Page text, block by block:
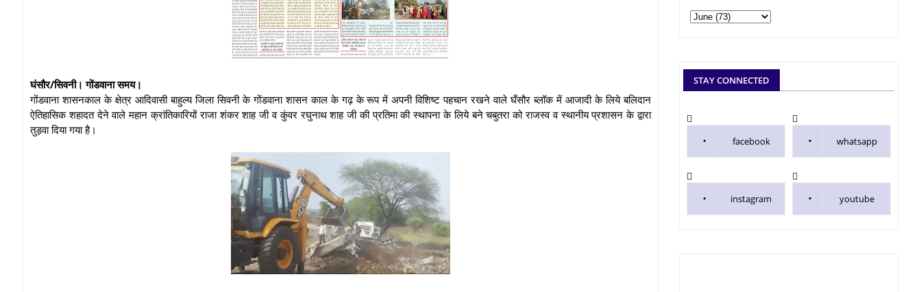
घंसौर/सिवनी। गोंडवाना समय।
गोंडवाना शासनकाल के क्षेत्र आदिवासी बाहुल्य जिला सिवनी के गोंडवाना शासन काल के गढ़ के रूप में अपनी विशिष्ट पहचान रखने वाले घँसौर ब्लॉक में आजादी के लिये बलिदान
ऐतिहासिक शहादत देने वाले महान क्रांतिकारियों राजा शंकर शाह जी व कुंवर रघुनाथ शाह जी की प्रतिमा की स्थापना के लिये बने चबुतरा को राजस्व व स्थानीय प्रशासन के द्वारा
तुड़वा दिया गया है।
STAY CONNECTED
facebook whatsapp
instagram youtube